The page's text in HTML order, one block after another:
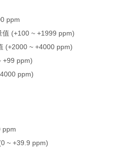
ppm
值 (+100 ~ +1999 ppm)
(+2000 ~ +4000 ppm)
+99 ppm)
ppm)
ppm
~ +39.9 ppm)